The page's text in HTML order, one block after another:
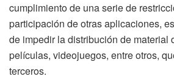
cumplimiento de una serie de
participación de otras aplicaciones,
de impedir la distribución de material
películas, videojuegos, entre otros,
terceros.